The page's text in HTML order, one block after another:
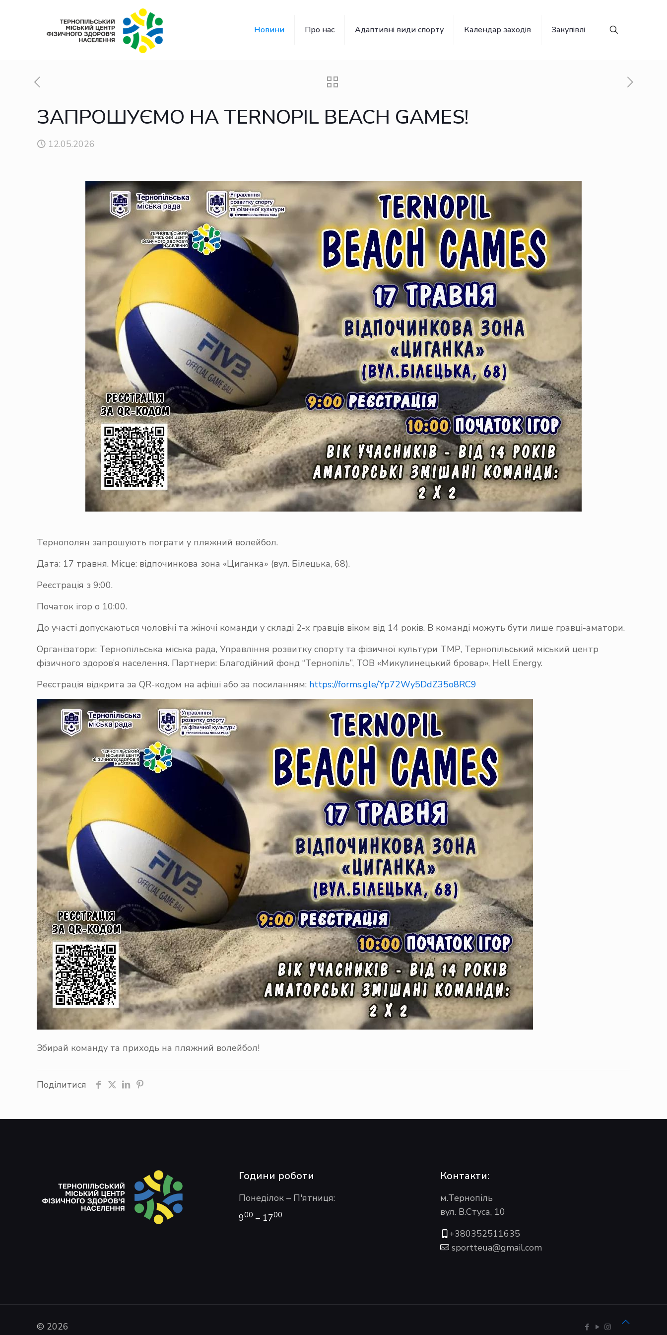
Новини Про нас Адаптивні види спорту Календар заходів Закупівлі
ЗАПРОШУЄМО НА TERNOPIL BEACH GAMES!
12.05.2026
Тернополян запрошують пограти у пляжний волейбол.
Дата: 17 травня. Місце: відпочинкова зона «Циганка» (вул. Білецька, 68).
Реєстрація з 9:00.
Початок ігор о 10:00.
До участі допускаються чоловічі та жіночі команди у складі 2-х гравців віком від 14 років. В команді можуть бути лише гравці-аматори.
Організатори: Тернопільська міська рада, Управління розвитку спорту та фізичної культури ТМР, Тернопільський міський центр
фізичного здоров’я населення. Партнери: Благодійний фонд “Тернопіль”, ТОВ «Микулинецький бровар», Hell Energy.
Реєстрація відкрита за QR-кодом на афіші або за посиланням: https://forms.gle/Yp72Wy5DdZ35o8RC9
Збирай команду та приходь на пляжний волейбол!
Поділитися
Години роботи
Понеділок – П'ятниця:
900 – 1700
Контакти:
м.Тернопіль
вул. В.Стуса, 10
+380352511635
sportteua@gmail.com
© 2026